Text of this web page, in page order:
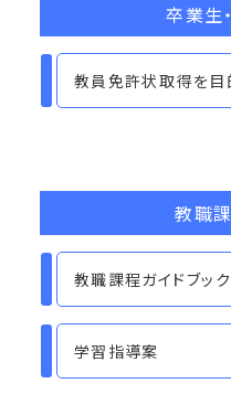
卒業生
教員免許状取得を目
教職
教職課程ガイドブック
学習指導案